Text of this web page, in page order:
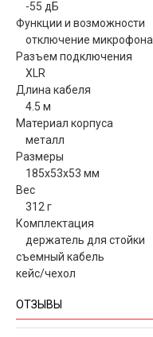
-55 дБ
Функции и возможности
отключение микрофона
Разъем подключения
XLR
Длина кабеля
4.5 м
Материал корпуса
металл
Размеры
185x53x53 мм
Вес
312 г
Комплектация
держатель для стойки
съемный кабель
кейс/чехол
ОТЗЫВЫ